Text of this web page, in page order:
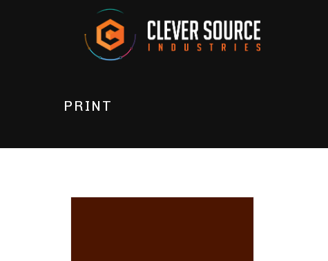
PRINT